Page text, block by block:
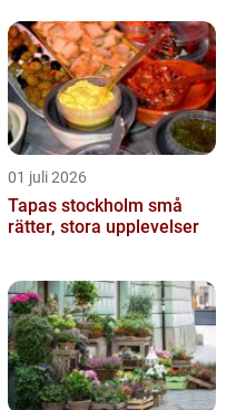
01 juli 2026
Tapas stockholm små
rätter, stora upplevelser